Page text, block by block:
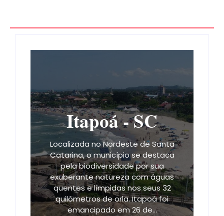
Itapoá - SC
Localizada no Nordeste de Santa
Catarina, o município se destaca
pela biodiversidade por sua
exuberante natureza com águas
quentes e límpidas nos seus 32
quilômetros de orla. Itapoá foi
emancipado em 26 de…